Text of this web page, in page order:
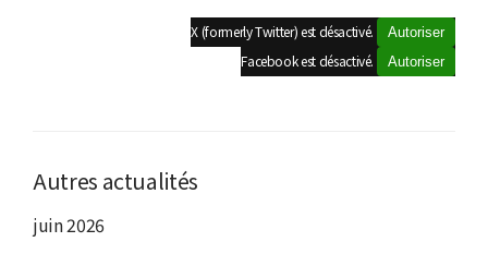
X (formerly Twitter) est désactivé. Autoriser
Facebook est désactivé. Autoriser
Autres actualités
juin 2026